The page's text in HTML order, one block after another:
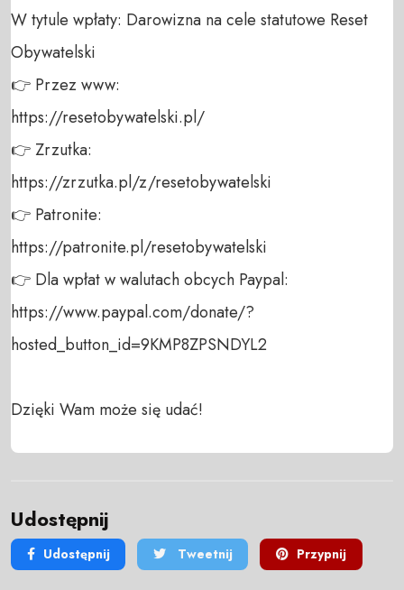
W tytule wpłaty: Darowizna na cele statutowe Reset
Obywatelski
👉 Przez www:
https://resetobywatelski.pl/
👉 Zrzutka:
https://zrzutka.pl/z/resetobywatelski
👉 Patronite:
https://patronite.pl/resetobywatelski
👉 Dla wpłat w walutach obcych Paypal:
https://www.paypal.com/donate/?
hosted_button_id=9KMP8ZPSNDYL2
Dzięki Wam może się udać!
Udostępnij
Udostępnij Tweetnij Przypnij